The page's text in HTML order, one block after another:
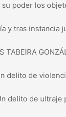
poder los
y tras instancia
TABEIRA
delito de
delito de ultraje